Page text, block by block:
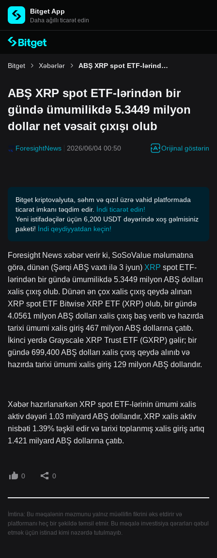
Bitget App
Daha ağıllı ticarət edin
Bitget Xəbərlər ABŞ XRP spot ETF-lərindən bir gündə ümumilikdə 5.3449 milyon dollar net vəsait çıxışı olub
ABŞ XRP spot ETF-lərindən bir
gündə ümumilikdə 5.3449 milyon
dollar net vəsait çıxışı olub
ForesightNews 2026/06/04 00:50 Orijinal göstərin
Bitget kriptovalyuta, səhm və qızıl üzrə vahid platformada
ticarət imkanı təqdim edir. İndi ticarət edin!
Yeni istifadəçilər üçün 6,200 USDT dəyərində xoş gəlmisiniz
paketi! İndi qeydiyyatdan keçin!
Foresight News xəbər verir ki, SoSoValue məlumatına
görə, dünən (Şərqi ABŞ vaxtı ilə 3 iyun) XRP spot ETF-
lərindən bir gündə ümumilikdə 5.3449 milyon ABŞ dolları
xalis çıxış olub. Dünən ən çox xalis çıxış qeydə alınan
XRP spot ETF Bitwise XRP ETF (XRP) olub, bir gündə
4.0561 milyon ABŞ dolları xalis çıxış baş verib və hazırda
tarixi ümumi xalis giriş 467 milyon ABŞ dollarına çatıb.
İkinci yerdə Grayscale XRP Trust ETF (GXRP) gəlir; bir
gündə 699,400 ABŞ dolları xalis çıxış qeydə alınıb və
hazırda tarixi ümumi xalis giriş 129 milyon ABŞ dollarıdır.
Xəbər hazırlanarkən XRP spot ETF-lərinin ümumi xalis
aktiv dəyəri 1.03 milyard ABŞ dollarıdır, XRP xalis aktiv
nisbəti 1.39% təşkil edir və tarixi toplanmış xalis giriş artıq
1.421 milyard ABŞ dollarına çatıb.
0 0
İmtina: Bu məqalənin məzmunu yalnız müəllifin fikrini əks etdirir və
platformanı heç bir şəkildə təmsil etmir. Bu məqalə investisiya qərarları qəbul
etmək üçün istinad kimi nəzərdə tutulmayıb.